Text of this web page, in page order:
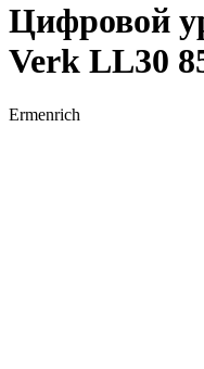
Цифровой
Verk LL30
Ermenrich